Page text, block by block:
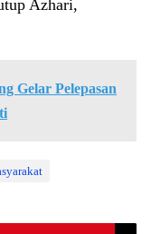
Azhari,
Gelar Pelepasan